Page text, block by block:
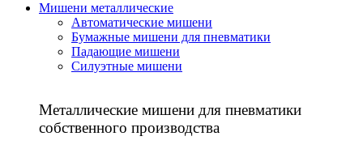
Мишени металлические
Автоматические мишени
Бумажные мишени для пневматики
Падающие мишени
Силуэтные мишени
Металлические мишени для пневматики
собственного производства